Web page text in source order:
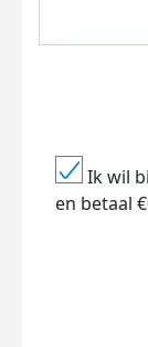
Ik wil
en betaal